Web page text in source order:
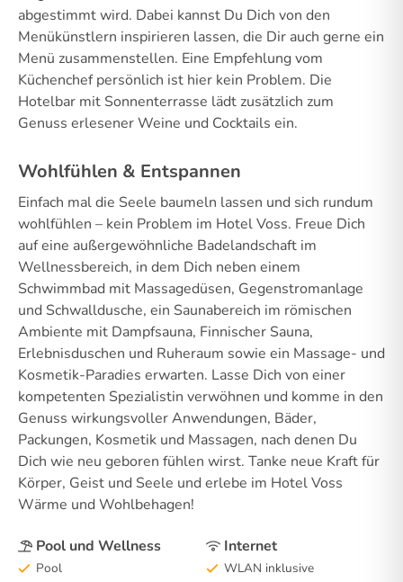
abgestimmt wird. Dabei kannst Du Dich von den
Menükünstlern inspirieren lassen, die Dir auch gerne ein
Menü zusammenstellen. Eine Empfehlung vom
Küchenchef persönlich ist hier kein Problem. Die
Hotelbar mit Sonnenterrasse lädt zusätzlich zum
Genuss erlesener Weine und Cocktails ein.
Wohlfühlen & Entspannen
Einfach mal die Seele baumeln lassen und sich rundum
wohlfühlen – kein Problem im Hotel Voss. Freue Dich
auf eine außergewöhnliche Badelandschaft im
Wellnessbereich, in dem Dich neben einem
Schwimmbad mit Massagedüsen, Gegenstromanlage
und Schwalldusche, ein Saunabereich im römischen
Ambiente mit Dampfsauna, Finnischer Sauna,
Erlebnisduschen und Ruheraum sowie ein Massage- und
Kosmetik-Paradies erwarten. Lasse Dich von einer
kompetenten Spezialistin verwöhnen und komme in den
Genuss wirkungsvoller Anwendungen, Bäder,
Packungen, Kosmetik und Massagen, nach denen Du
Dich wie neu geboren fühlen wirst. Tanke neue Kraft für
Körper, Geist und Seele und erlebe im Hotel Voss
Wärme und Wohlbehagen!
Pool und Wellness
Pool
Internet
WLAN inklusive